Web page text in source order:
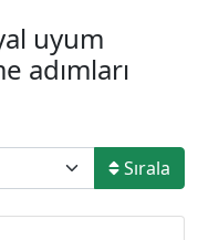
uyum
adımları
Sırala